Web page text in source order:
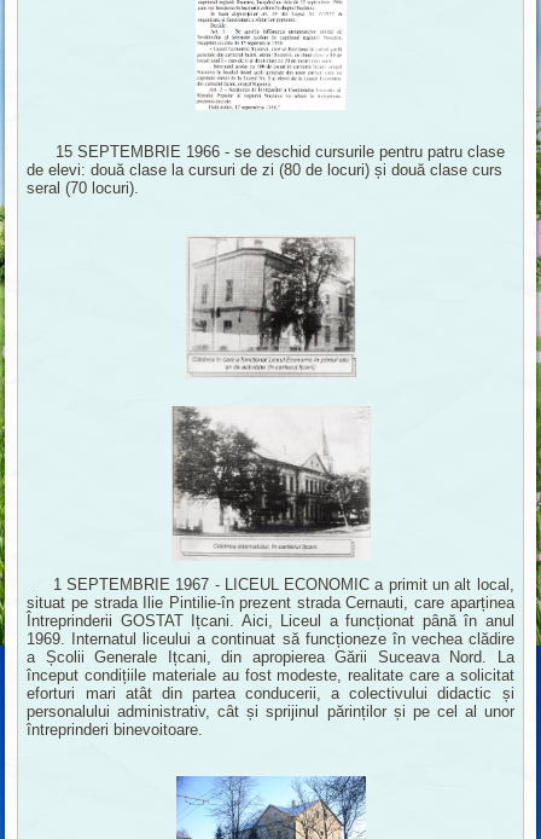
15 SEPTEMBRIE 1966 - se deschid cursurile pentru patru clase
de elevi: două clase la cursuri de zi (80 de locuri) și două clase curs
seral (70 locuri).
1 SEPTEMBRIE 1967 - LICEUL ECONOMIC a primit un alt local,
situat pe strada Ilie Pintilie-în prezent strada Cernauti, care aparținea
Întreprinderii GOSTAT Ițcani. Aici, Liceul a funcționat până în anul
1969. Internatul liceului a continuat să funcționeze în vechea clădire
a Școlii Generale Ițcani, din apropierea Gării Suceava Nord. La
început condițiile materiale au fost modeste, realitate care a solicitat
eforturi mari atât din partea conducerii, a colectivului didactic și
personalului administrativ, cât și sprijinul părinților și pe cel al unor
întreprinderi binevoitoare.